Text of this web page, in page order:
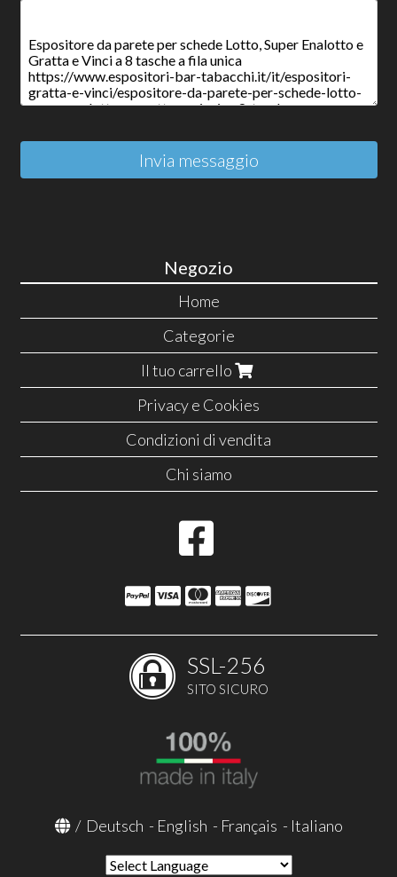
Invia messaggio
Negozio
Home
Categorie
Il tuo carrello
Privacy e Cookies
Condizioni di vendita
Chi siamo
SSL-256
SITO SICURO
/ Deutsch - English - Français - Italiano